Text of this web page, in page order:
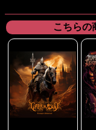
こちらの